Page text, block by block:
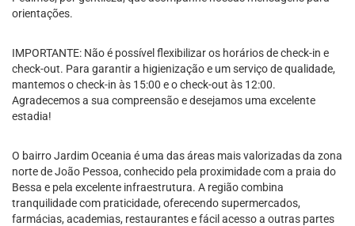
orientações.
IMPORTANTE: Não é possível flexibilizar os horários de check-in e
check-out. Para garantir a higienização e um serviço de qualidade,
mantemos o check-in às 15:00 e o check-out às 12:00.
Agradecemos a sua compreensão e desejamos uma excelente
estadia!
O bairro Jardim Oceania é uma das áreas mais valorizadas da zona
norte de João Pessoa, conhecido pela proximidade com a praia do
Bessa e pela excelente infraestrutura. A região combina
tranquilidade com praticidade, oferecendo supermercados,
farmácias, academias, restaurantes e fácil acesso a outras partes